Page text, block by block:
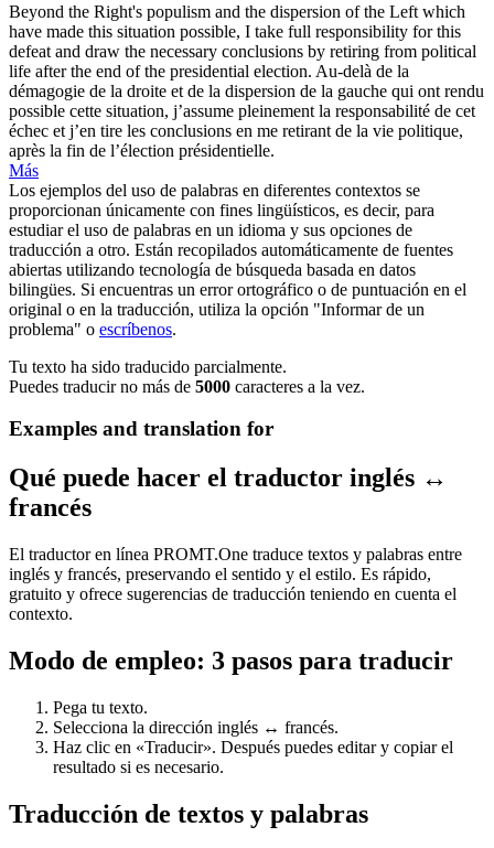
Beyond the Right's populism and the dispersion of the Left which
have made this situation possible, I take full responsibility for this
defeat and draw the necessary conclusions by retiring from political
life after the end of the presidential election. Au-delà de la
démagogie de la droite et de la dispersion de la gauche qui ont rendu
possible cette situation, j’assume pleinement la responsabilité de cet
échec et j’en tire les conclusions en me retirant de la vie politique,
après la fin de l’élection présidentielle.
Más
Los ejemplos del uso de palabras en diferentes contextos se
proporcionan únicamente con fines lingüísticos, es decir, para
estudiar el uso de palabras en un idioma y sus opciones de
traducción a otro. Están recopilados automáticamente de fuentes
abiertas utilizando tecnología de búsqueda basada en datos
bilingües. Si encuentras un error ortográfico o de puntuación en el
original o en la traducción, utiliza la opción "Informar de un
problema" o escríbenos.
Tu texto ha sido traducido parcialmente.
Puedes traducir no más de 5000 caracteres a la vez.
Examples and translation for
Qué puede hacer el traductor inglés ↔
francés
El traductor en línea PROMT.One traduce textos y palabras entre
inglés y francés, preservando el sentido y el estilo. Es rápido,
gratuito y ofrece sugerencias de traducción teniendo en cuenta el
contexto.
Modo de empleo: 3 pasos para traducir
Pega tu texto.
Selecciona la dirección inglés ↔ francés.
Haz clic en «Traducir». Después puedes editar y copiar el
resultado si es necesario.
Traducción de textos y palabras